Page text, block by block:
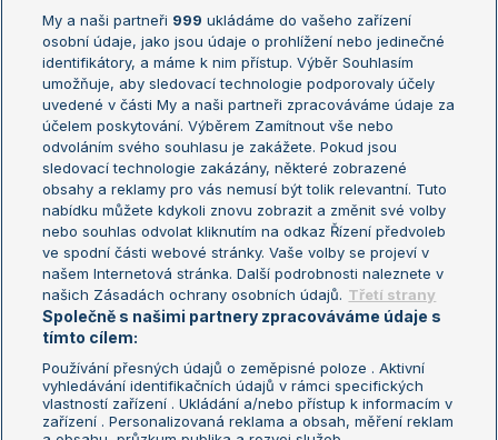
Žebříček ATP (muži)
Žebříček WTA (ženy)
Sázkařský žebříček
Australian Open
French Open
Wimbledon
US Open
Turnaj mistrů
Turnaj mistryň
Aktualní trendy
Fotbalové přestupy
Livesport Daily
LS Prague Open
Podmínky užití
Nastavení soukromí
GDPR a žurnalistika
Reklama
My a naši partneři 999 ukládáme do vašeho zařízení
osobní údaje, jako jsou údaje o prohlížení nebo jedinečné
identifikátory, a máme k nim přístup. Výběr Souhlasím
umožňuje, aby sledovací technologie podporovaly účely
uvedené v části My a naši partneři zpracováváme údaje za
účelem poskytování. Výběrem Zamítnout vše nebo
odvoláním svého souhlasu je zakážete. Pokud jsou
sledovací technologie zakázány, některé zobrazené
obsahy a reklamy pro vás nemusí být tolik relevantní. Tuto
nabídku můžete kdykoli znovu zobrazit a změnit své volby
nebo souhlas odvolat kliknutím na odkaz Řízení předvoleb
ve spodní části webové stránky. Vaše volby se projeví v
našem Internetová stránka. Další podrobnosti naleznete v
našich Zásadách ochrany osobních údajů. Třetí strany
Společně s našimi partnery zpracováváme údaje s
tímto cílem:
Používání přesných údajů o zeměpisné poloze . Aktivní
vyhledávání identifikačních údajů v rámci specifických
vlastností zařízení . Ukládání a/nebo přístup k informacím v
zařízení . Personalizovaná reklama a obsah, měření reklam